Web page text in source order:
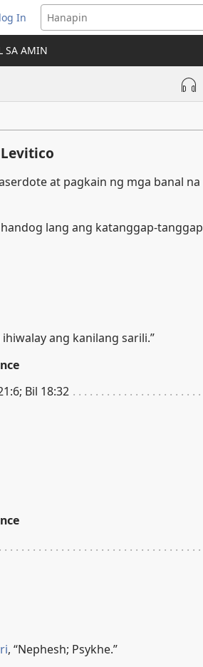
In
SA AMIN
at pagkain ng mga banal na
lang ang katanggap-tanggap
ang kanilang sarili.”
Bil 18:32
, “Nephesh; Psykhe.”